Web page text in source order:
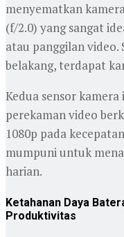
menyematkan
(f/2.0) yang sangat
atau panggilan
belakang, terdapat
Kedua sensor
perekaman video
1080p pada
mumpuni untuk
harian.
Ketahanan Daya
Produktivitas